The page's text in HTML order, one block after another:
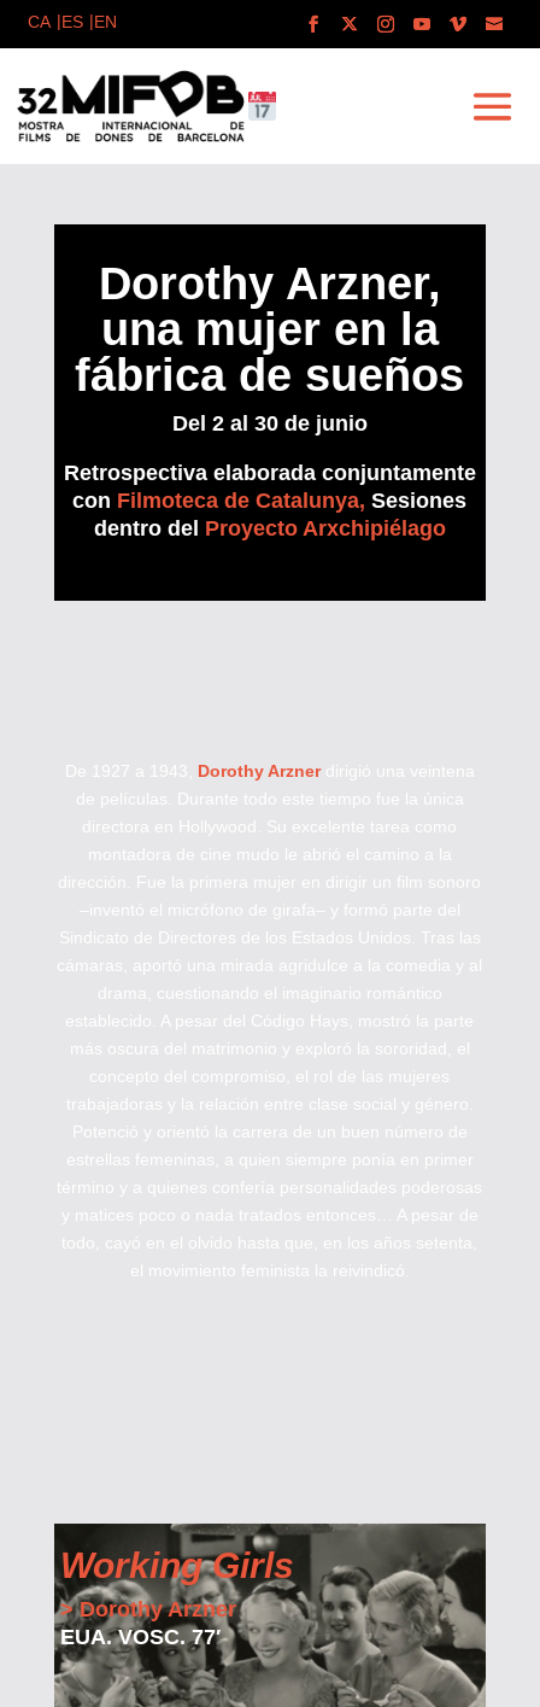
Dorothy Arzner,
una mujer en la
fábrica de sueños
Del 2 al 30 de junio
Retrospectiva elaborada conjuntamente
con Filmoteca de Catalunya, Sesiones
dentro del Proyecto Arxchipiélago
De 1927 a 1943, Dorothy Arznerdirigió una veintena
de películas. Durante todo este tiempo fue la única
directora en Hollywood. Su excelente tarea como
montadora de cine mudo le abrió el camino a la
dirección. Fue la primera mujer en dirigir un film sonoro
–inventó el micrófono de girafa– y formó parte del
Sindicato de Directores de los Estados Unidos. Tras las
cámaras, aportó una mirada agridulce a la comedia y al
drama, cuestionando el imaginario romántico
establecido. A pesar del Código Hays, mostró la parte
más oscura del matrimonio y exploró la sororidad, el
concepto del compromiso, el rol de las mujeres
trabajadoras y la relación entre clase social y género.
Potenció y orientó la carrera de un buen número de
estrellas femeninas, a quien siempre ponía en primer
término y a quienes confería personalidades poderosas
y matices poco o nada tratados entonces… A pesar de
todo, cayó en el olvido hasta que, en los años setenta,
el movimiento feminista la reivindicó.
Working Girls
> Dorothy Arzner
EUA. VOSC. 77′